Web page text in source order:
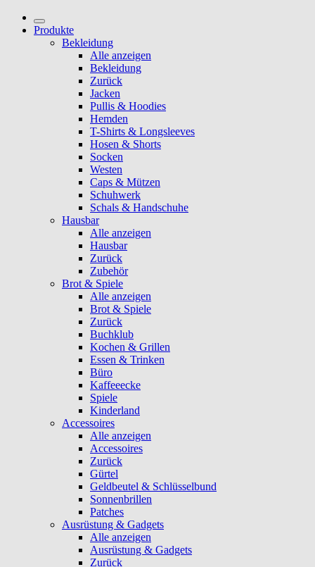
Produkte
Bekleidung
Alle anzeigen
Bekleidung
Zurück
Jacken
Pullis & Hoodies
Hemden
T-Shirts & Longsleeves
Hosen & Shorts
Socken
Westen
Caps & Mützen
Schuhwerk
Schals & Handschuhe
Hausbar
Alle anzeigen
Hausbar
Zurück
Zubehör
Brot & Spiele
Alle anzeigen
Brot & Spiele
Zurück
Buchklub
Kochen & Grillen
Essen & Trinken
Büro
Kaffeeecke
Spiele
Kinderland
Accessoires
Alle anzeigen
Accessoires
Zurück
Gürtel
Geldbeutel & Schlüsselbund
Sonnenbrillen
Patches
Ausrüstung & Gadgets
Alle anzeigen
Ausrüstung & Gadgets
Zurück